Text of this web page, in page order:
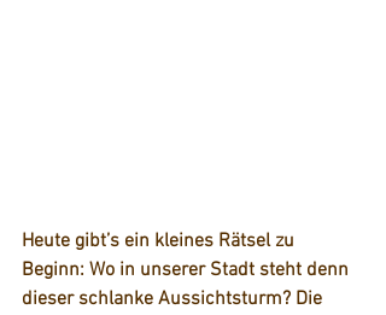
Heute gibt’s ein kleines Rätsel zu
Beginn: Wo in unserer Stadt steht denn
dieser schlanke Aussichtsturm? Die